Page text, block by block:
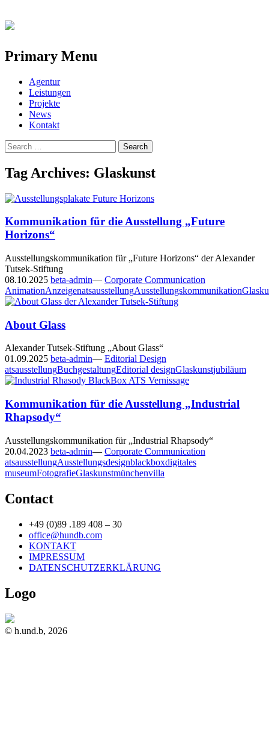
Primary Menu
Skip
content
Agentur
Leistungen
Projekte
News
Kontakt
Search
for:
Tag Archives: Glaskunst
Kommunikation für die Ausstellung „Future
Horizons“
Ausstellungskommunikation für „Future Horizons“ der Alexander
Tutsek-Stiftung
08.10.2025 beta-admin— Corporate Communication
AnimationAnzeigenatsausstellungAusstellungskommunikation
About Glass
Alexander Tutsek-Stiftung „About Glass“
01.09.2025 beta-admin— Editorial Design
atsausstellungBuchgestaltungEditorial designGlaskunstjubiläum
Kommunikation für die Ausstellung „Industrial
Rhapsody“
Ausstellungskommunikation für „Industrial Rhapsody“
20.04.2023 beta-admin— Corporate Communication
atsausstellungAusstellungsdesignblackboxdigitales
museumFotografieGlaskunstmünchenvilla
Contact
+49 (0)89 .189 408 – 30
office@hundb.com
KONTAKT
IMPRESSUM
DATENSCHUTZERKLÄRUNG
Logo
© h.und.b, 2026